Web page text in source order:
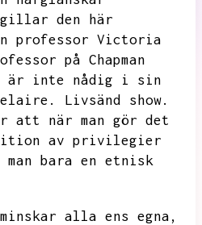
gillar den här
professor Victoria
på Chapman
är inte nådig i sin
Livsänd show.
att när man gör det
av privilegier
bara en etnisk
alla ens egna,